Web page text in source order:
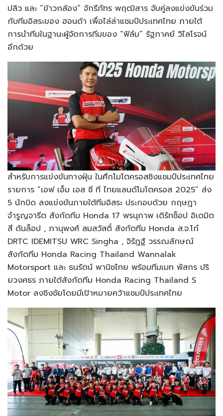
ปลิว และ “ข้าวกล้อง” จักรีภัทร พฤฒิสาร จับคู่ลงแข่งขันร่วม
กับทีมอิสระของ ฮอนด้า เพื่อไล่ล่าแชมป์ประเทศไทย ภายใต้
การนำทีมในฐานะผู้จัดการทีมของ “ฟิล์ม” รัฐภาคย์ วิไลโรจน์
อีกด้วย
สำหรับการแข่งขันทางฝุ่น ในศึกโมโตครอสชิงแชมป์ประเทศไทย
รายการ “เอฟ เอ็ม เอส ซี ที ไทยแลนด์โมโตครอส 2025” ส่ง
5 นักบิด ลงแข่งขันภายใต้ทีมอิสระ ประกอบด้วย กฤษฎา
จำรูญจารีต สังกัดทีม Honda 17 พรนุภาพ เดิร์ทช็อป อิเดมิต
สึ ดันล็อป , ภานุพงศ์ สมสวัสดิ์ สังกัดทีม Honda ส.จ.โก๋
DRTC IDEMITSU WRC Singha , จิรัฎฐ์ วรรณลักษณ์
สังกัดทีม Honda Racing Thailand Wannalak
Motorsport และ ธนรัตน์ พานิชไทย พร้อมทีมเมท พัสกร ปริ
ยวงศธร ภายใต้สังกัดทีม Honda Racing Thailand S
Motor ลงชิงชัยโดยมีเป้าหมายคว้าแชมป์ประเทศไทย